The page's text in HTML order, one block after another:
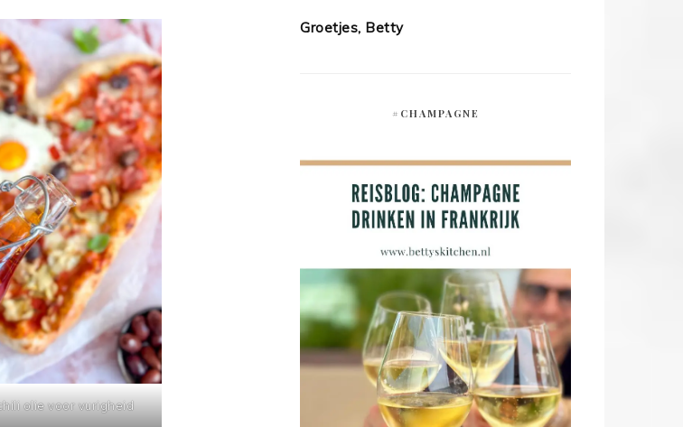
olie voor vurigheid
Groetjes, Betty
#CHAMPAGNE